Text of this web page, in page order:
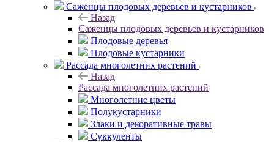
Саженцы плодовых деревьев и кустарников
Назад
Саженцы плодовых деревьев и кустарников
Плодовые деревья
Плодовые кустарники
Рассада многолетних растений
Назад
Рассада многолетних растений
Многолетние цветы
Полукустарники
Злаки и декоративные травы
Суккуленты